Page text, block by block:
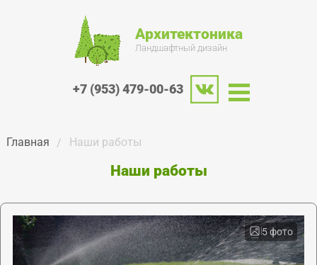
Архитектоника
Ландшафтный дизайн
+7 (953) 479-00-63
Главная Наши работы
Наши работы
5 фото